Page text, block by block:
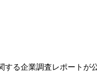
る企業調査レポートが